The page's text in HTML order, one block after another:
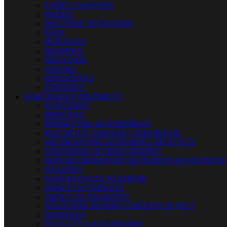
TAŠKY A BATOHY
MASKY
DOČASNÉ TETOVANIE
ŠÁLY
RUKAVICE
HODINKY
OKULIARE
OPASKY
PEŇAŽENKY
TOPÁNKY
DARČEKOVÉ PREDMETY
KĽÚČENKY
HRNČEKY
ŠPERKY PRE HUDOBNÍKOV
PLECHOVÉ TABUĽKY, DEKORÁCIE
MUZIKANTSKÉ HUDOBNÉ USB KĽÚČE
NÁSTENNÉ LP VINYL HODINY
REPLIKY-MINIATÚRY HUDOBNÝCH
NÁLEPKY
NAFUKOVACIE NÁSTROJE
OBALY NA TABLETY
OBALY NA TELEFÓNY
NÁSTENNÉ HODINY Z RÔZNYCH VECÍ
ODZNAKY
PLAGÁTY A KALENDÁRE